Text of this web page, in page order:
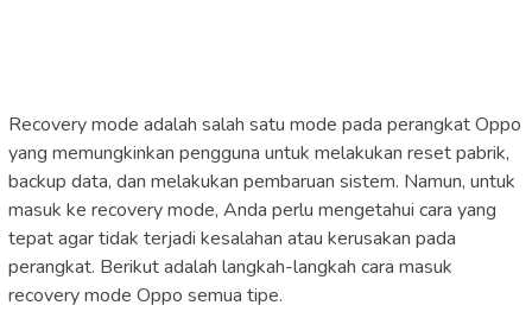
Recovery mode adalah salah satu mode pada perangkat Oppo
yang memungkinkan pengguna untuk melakukan reset pabrik,
backup data, dan melakukan pembaruan sistem. Namun, untuk
masuk ke recovery mode, Anda perlu mengetahui cara yang
tepat agar tidak terjadi kesalahan atau kerusakan pada
perangkat. Berikut adalah langkah-langkah cara masuk
recovery mode Oppo semua tipe.